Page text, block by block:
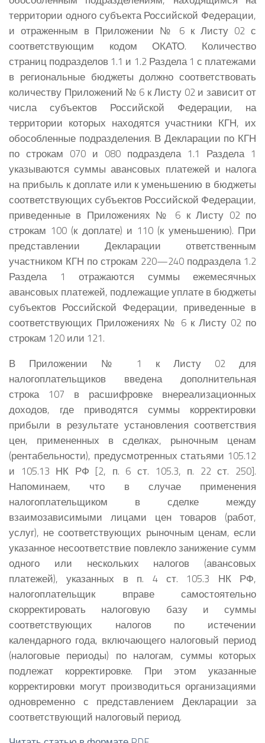
территории одного субъекта Российской Федерации,
и отраженным в Приложении № 6 к Листу 02 с
соответствующим кодом ОКАТО. Количество
страниц подразделов 1.1 и 1.2 Раздела 1 с платежами
в региональные бюджеты должно соответствовать
количеству Приложений № 6 к Листу 02 и зависит от
числа субъектов Российской Федерации, на
территории которых находятся участники КГН, их
обособленные подразделения. В Декларации по КГН
по строкам 070 и 080 подраздела 1.1 Раздела 1
указываются суммы авансовых платежей и налога
на прибыль к доплате или к уменьшению в бюджеты
соответствующих субъектов Российской Федерации,
приведенные в Приложениях № 6 к Листу 02 по
строкам 100 (к доплате) и 110 (к уменьшению). При
представлении Декларации ответственным
участником КГН по строкам 220—240 подраздела 1.2
Раздела 1 отражаются суммы ежемесячных
авансовых платежей, подлежащие уплате в бюджеты
субъектов Российской Федерации, приведенные в
соответствующих Приложениях № 6 к Листу 02 по
строкам 120 или 121.
В Приложении № 1 к Листу 02 для
налогоплательщиков введена дополнительная
строка 107 в расшифровке внереализационных
доходов, где приводятся суммы корректировки
прибыли в результате установления соответствия
цен, примененных в сделках, рыночным ценам
(рентабельности), предусмотренных статьями 105.12
и 105.13 НК РФ [2, п. 6 ст. 105.3, п. 22 ст. 250].
Напоминаем, что в случае применения
налогоплательщиком в сделке между
взаимозависимыми лицами цен товаров (работ,
услуг), не соответствующих рыночным ценам, если
указанное несоответствие повлекло занижение сумм
одного или нескольких налогов (авансовых
платежей), указанных в п. 4 ст. 105.3 НК РФ,
налогоплательщик вправе самостоятельно
скорректировать налоговую базу и суммы
соответствующих налогов по истечении
календарного года, включающего налоговый период
(налоговые периоды) по налогам, суммы которых
подлежат корректировке. При этом указанные
корректировки могут производиться организациями
одновременно с представлением Декларации за
соответствующий налоговый период.